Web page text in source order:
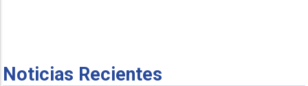
Noticias Recientes